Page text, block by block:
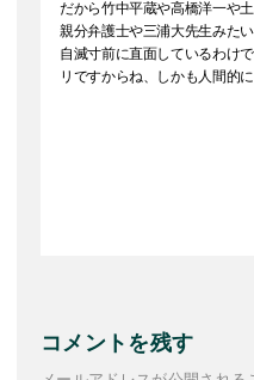
だから竹中平蔵や高橋洋一や
親分弁護士や三浦大先生みた
自滅寸前に直面しているわけ
リですからね、しかも人間的
コメントを残す